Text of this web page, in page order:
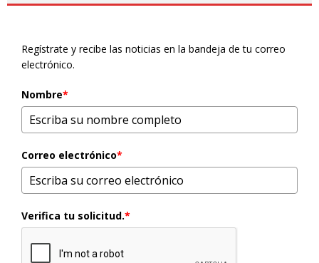
Regístrate y recibe las noticias en la bandeja de tu correo
electrónico.
Nombre*
Correo electrónico*
Verifica tu solicitud.*